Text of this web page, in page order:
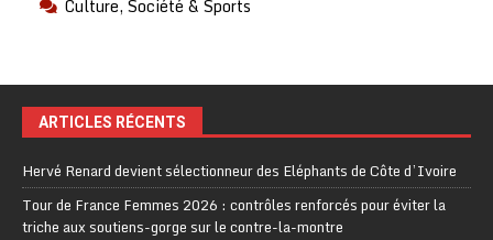
Culture, Société & Sports
ARTICLES RÉCENTS
Hervé Renard devient sélectionneur des Eléphants de Côte d’Ivoire
Tour de France Femmes 2026 : contrôles renforcés pour éviter la
triche aux soutiens-gorge sur le contre-la-montre